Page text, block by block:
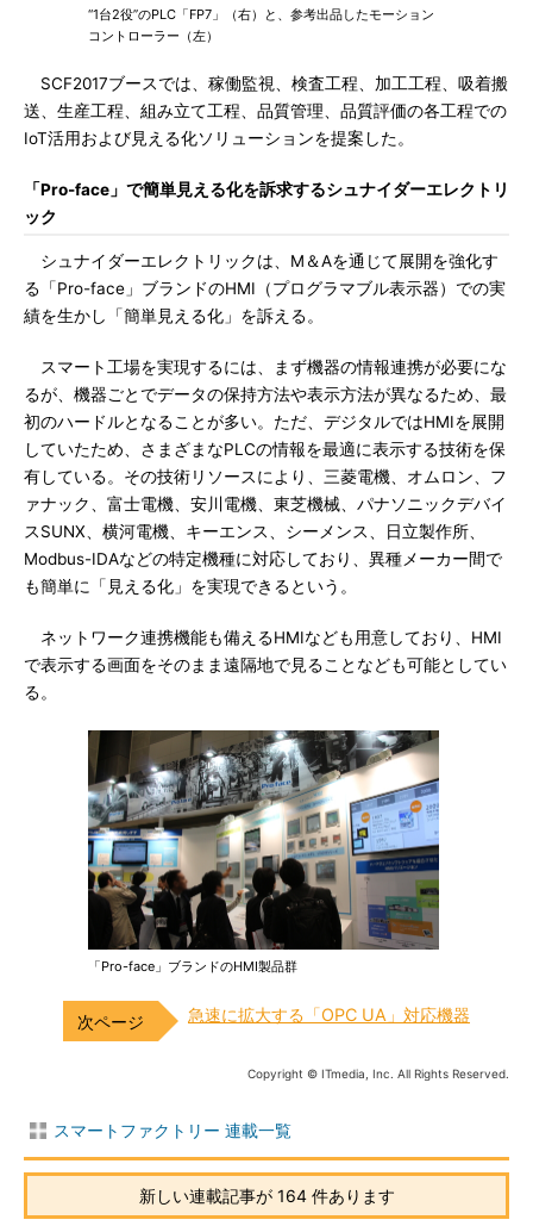
“1台2役”のPLC「FP7」（右）と、参考出品したモーション
コントローラー（左）
SCF2017ブースでは、稼働監視、検査工程、加工工程、吸着搬
送、生産工程、組み立て工程、品質管理、品質評価の各工程での
IoT活用および見える化ソリューションを提案した。
「Pro-face」で簡単見える化を訴求するシュナイダーエレクトリ
ック
シュナイダーエレクトリックは、M＆Aを通じて展開を強化す
る「Pro-face」ブランドのHMI（プログラマブル表示器）での実
績を生かし「簡単見える化」を訴える。
スマート工場を実現するには、まず機器の情報連携が必要にな
るが、機器ごとでデータの保持方法や表示方法が異なるため、最
初のハードルとなることが多い。ただ、デジタルではHMIを展開
していたため、さまざまなPLCの情報を最適に表示する技術を保
有している。その技術リソースにより、三菱電機、オムロン、フ
ァナック、富士電機、安川電機、東芝機械、パナソニックデバイ
スSUNX、横河電機、キーエンス、シーメンス、日立製作所、
Modbus-IDAなどの特定機種に対応しており、異種メーカー間で
も簡単に「見える化」を実現できるという。
ネットワーク連携機能も備えるHMIなども用意しており、HMI
で表示する画面をそのまま遠隔地で見ることなども可能としてい
る。
「Pro-face」ブランドのHMI製品群
急速に拡大する「OPC UA」対応機器
Copyright © ITmedia, Inc. All Rights Reserved.
スマートファクトリー 連載一覧
新しい連載記事が 164 件あります